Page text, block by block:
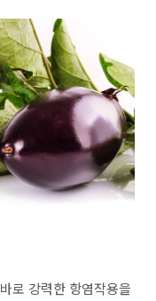
로 강력한 항염작용을